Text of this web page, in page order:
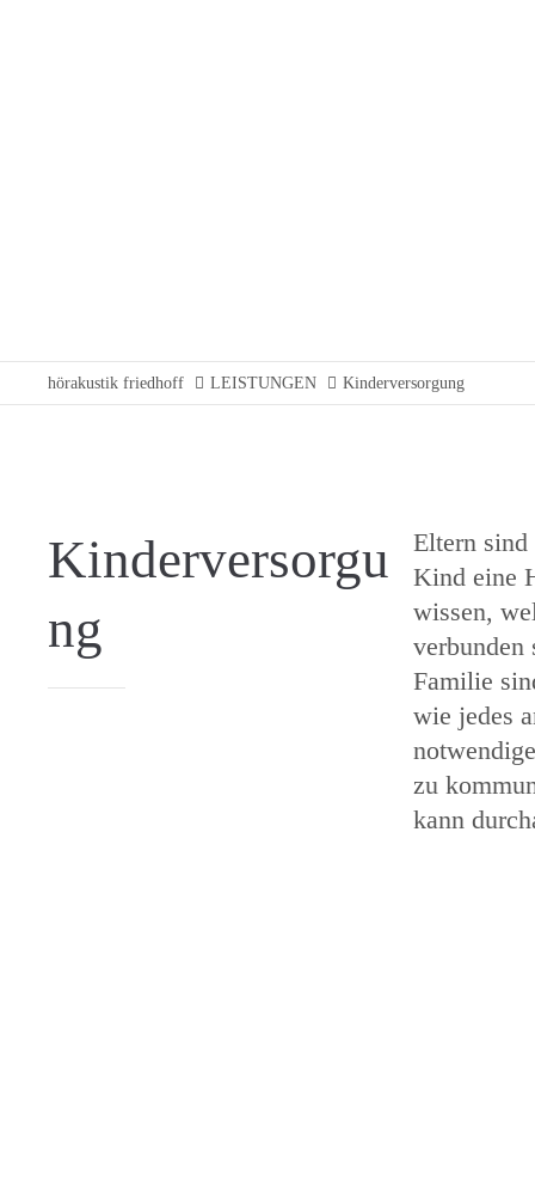
hörakustik friedhoff LEISTUNGEN Kinderversorgung
Kinderversorgu
ng
Eltern sind
Kind eine
wissen,
Familie
wie jedes
zu
kann